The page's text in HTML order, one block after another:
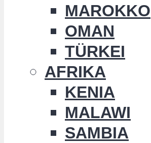
MAROKKO
OMAN
TÜRKEI
AFRIKA
KENIA
MALAWI
SAMBIA